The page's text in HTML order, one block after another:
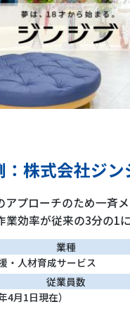
：株式会社ジン
アプローチのため一斉
業効率が従来の3分の1に
業種
・人材育成サービス
従業員数
4月1日現在）